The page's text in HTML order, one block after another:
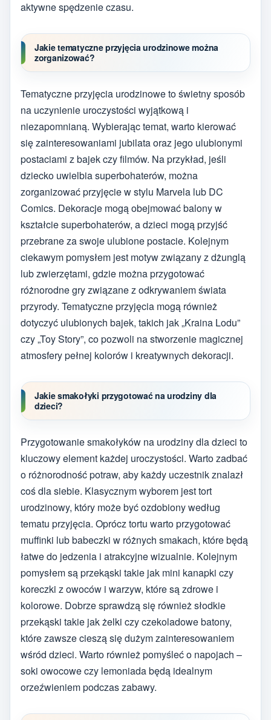
aktywne spędzenie czasu.
Jakie tematyczne przyjęcia urodzinowe można
zorganizować?
Tematyczne przyjęcia urodzinowe to świetny sposób
na uczynienie uroczystości wyjątkową i
niezapomnianą. Wybierając temat, warto kierować
się zainteresowaniami jubilata oraz jego ulubionymi
postaciami z bajek czy filmów. Na przykład, jeśli
dziecko uwielbia superbohaterów, można
zorganizować przyjęcie w stylu Marvela lub DC
Comics. Dekoracje mogą obejmować balony w
kształcie superbohaterów, a dzieci mogą przyjść
przebrane za swoje ulubione postacie. Kolejnym
ciekawym pomysłem jest motyw związany z dżunglą
lub zwierzętami, gdzie można przygotować
różnorodne gry związane z odkrywaniem świata
przyrody. Tematyczne przyjęcia mogą również
dotyczyć ulubionych bajek, takich jak „Kraina Lodu”
czy „Toy Story”, co pozwoli na stworzenie magicznej
atmosfery pełnej kolorów i kreatywnych dekoracji.
Jakie smakołyki przygotować na urodziny dla
dzieci?
Przygotowanie smakołyków na urodziny dla dzieci to
kluczowy element każdej uroczystości. Warto zadbać
o różnorodność potraw, aby każdy uczestnik znalazł
coś dla siebie. Klasycznym wyborem jest tort
urodzinowy, który może być ozdobiony według
tematu przyjęcia. Oprócz tortu warto przygotować
muffinki lub babeczki w różnych smakach, które będą
łatwe do jedzenia i atrakcyjne wizualnie. Kolejnym
pomysłem są przekąski takie jak mini kanapki czy
koreczki z owoców i warzyw, które są zdrowe i
kolorowe. Dobrze sprawdzą się również słodkie
przekąski takie jak żelki czy czekoladowe batony,
które zawsze cieszą się dużym zainteresowaniem
wśród dzieci. Warto również pomyśleć o napojach –
soki owocowe czy lemoniada będą idealnym
orzeźwieniem podczas zabawy.